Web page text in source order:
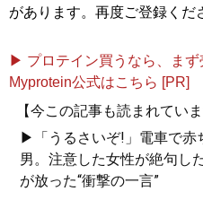
があります。再度ご登録くだ
▶ プロテイン買うなら、まず
Myprotein公式はこちら [PR]
【今この記事も読まれていま
▶「うるさいぞ!」電車で赤
男。注意した女性が絶句し
が放った“衝撃の一言”